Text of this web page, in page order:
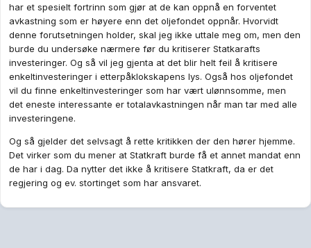
har et spesielt fortrinn som gjør at de kan oppnå en forventet
avkastning som er høyere enn det oljefondet oppnår. Hvorvidt
denne forutsetningen holder, skal jeg ikke uttale meg om, men den
burde du undersøke nærmere før du kritiserer Statkarafts
investeringer. Og så vil jeg gjenta at det blir helt feil å kritisere
enkeltinvesteringer i etterpåklokskapens lys. Også hos oljefondet
vil du finne enkeltinvesteringer som har vært ulønnsomme, men
det eneste interessante er totalavkastningen når man tar med alle
investeringene.
Og så gjelder det selvsagt å rette kritikken der den hører hjemme.
Det virker som du mener at Statkraft burde få et annet mandat enn
de har i dag. Da nytter det ikke å kritisere Statkraft, da er det
regjering og ev. stortinget som har ansvaret.